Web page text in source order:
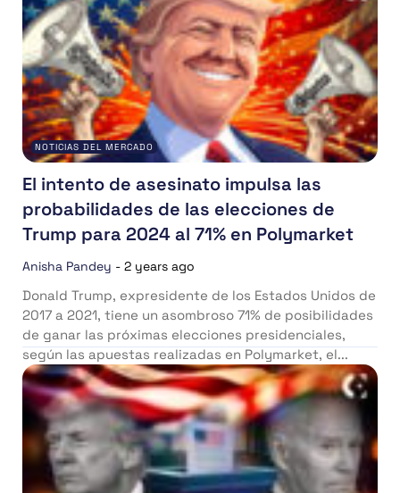
NOTICIAS DEL MERCADO
El intento de asesinato impulsa las
probabilidades de las elecciones de
Trump para 2024 al 71% en Polymarket
Anisha Pandey - 2 years ago
Donald Trump, expresidente de los Estados Unidos de
2017 a 2021, tiene un asombroso 71% de posibilidades
de ganar las próximas elecciones presidenciales,
según las apuestas realizadas en Polymarket, el...